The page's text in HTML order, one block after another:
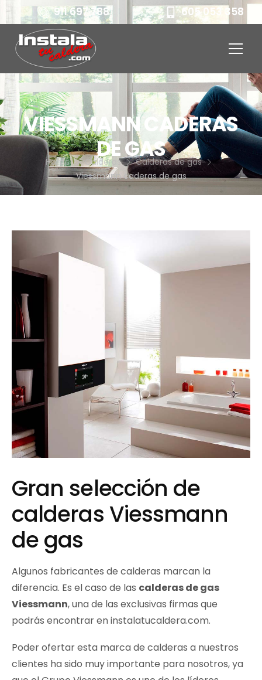
911 697 788 605 053 358
VIESSMANN CADERAS
DE GAS
Home Calderas
Calderas de gas
Viessmann caderas de gas
Gran selección de
calderas Viessmann
de gas
Algunos fabricantes de calderas marcan la
diferencia. Es el caso de las calderas de gas
Viessmann, una de las exclusivas firmas que
podrás encontrar en instalatucaldera.com.
Poder ofertar esta marca de calderas a nuestros
clientes ha sido muy importante para nosotros, ya